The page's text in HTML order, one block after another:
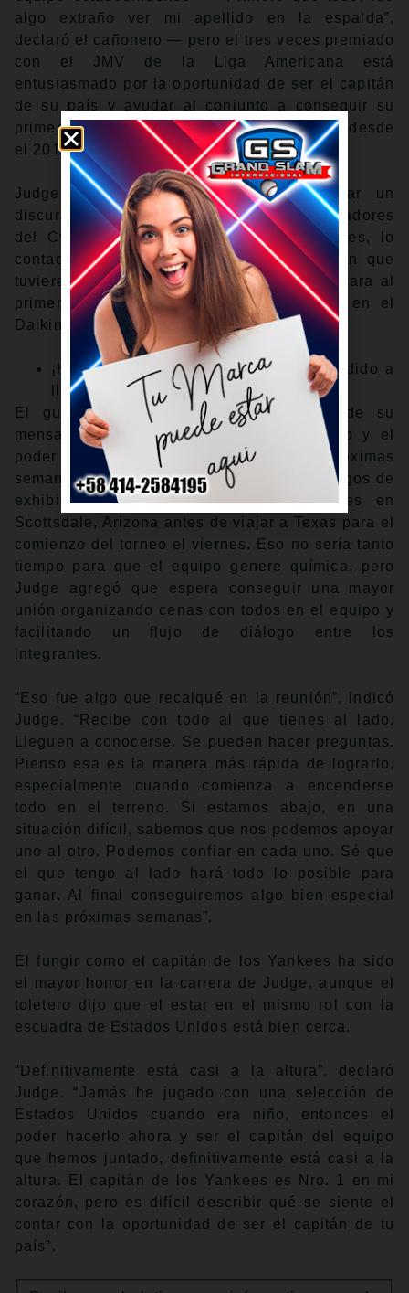
algo extraño ver mi apellido en la espalda”,
declaró el cañonero — pero el tres veces premiado
con el JMV de la Liga Americana está
entusiasmado por la oportunidad de ser el capitán
de su país y ayudar al conjunto a conseguir su
primer título del Clásico Mundial de Béisbol desde
el 2017.
Judge agregó que no tenía previsto dar un
discurso el lunes, pero los reinantes ganadores
del Cy Young, Tarik Skubal y Paul Skenes, lo
contactaron en el invierno y le aconsejaron que
tuviera unas declaraciones preparadas de cara al
primer partido del Grupo B contra Brasil en el
Daikin Park de Houston el viernes.
¡Hora de cambiar el guion! Judge decidido a
llevar a EE.UU. al oro en el Clásico
El guardabosque decidió que el tema de su
mensaje sería la importancia del sacrificio y el
poder respaldarse uno al otro durante las próximas
semanas. Estados Unidos disputará dos juegos de
exhibición contra los Gigantes y Rockies en
Scottsdale, Arizona antes de viajar a Texas para el
comienzo del torneo el viernes. Eso no sería tanto
tiempo para que el equipo genere química, pero
Judge agregó que espera conseguir una mayor
unión organizando cenas con todos en el equipo y
facilitando un flujo de diálogo entre los
integrantes.
“Eso fue algo que recalqué en la reunión”, indicó
Judge. “Recibe con todo al que tienes al lado.
Lleguen a conocerse. Se pueden hacer preguntas.
Pienso esa es la manera más rápida de lograrlo,
especialmente cuando comienza a encenderse
todo en el terreno. Si estamos abajo, en una
situación difícil, sabemos que nos podemos apoyar
uno al otro. Podemos confiar en cada uno. Sé que
el que tengo al lado hará todo lo posible para
ganar. Al final conseguiremos algo bien especial
en las próximas semanas”.
El fungir como el capitán de los Yankees ha sido
el mayor honor en la carrera de Judge, aunque el
toletero dijo que el estar en el mismo rol con la
escuadra de Estados Unidos está bien cerca.
“Definitivamente está casi a la altura”, declaró
Judge. “Jamás he jugado con una selección de
Estados Unidos cuando era niño, entonces el
poder hacerlo ahora y ser el capitán del equipo
que hemos juntado, definitivamente está casi a la
altura. El capitán de los Yankees es Nro. 1 en mi
corazón, pero es difícil describir qué se siente el
contar con la oportunidad de ser el capitán de tu
país”.